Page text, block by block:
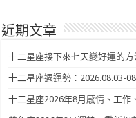
近期文章
十二星座接下來七天變好運的方
十二星座週運勢：2026.08.03-
十二星座2026年8月感情、工作